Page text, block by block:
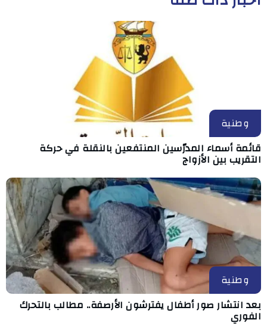
وطنية
قائمة أسماء المدرّسين المنتفعين بالنقلة في حركة
التقريب بين الأزواج
وطنية
بعد انتشار صور أطفال يفترشون الأرصفة.. مطالب بالتحرك
الفوري